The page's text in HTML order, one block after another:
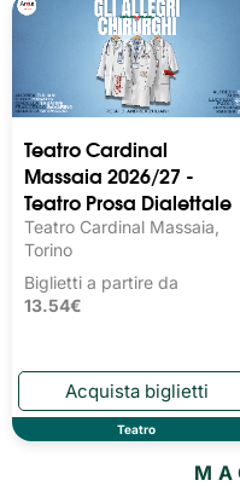
Teatro Cardinal
Massaia 2026/27 -
Teatro Prosa Dialettale
Teatro Cardinal Massaia,
Torino
Biglietti a partire da
13.54€
Teatro